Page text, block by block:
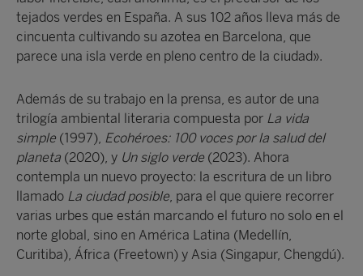
tejados verdes en España. A sus 102 años lleva más de
cincuenta cultivando su azotea en Barcelona, que
parece una isla verde en pleno centro de la ciudad».
Además de su trabajo en la prensa, es autor de una
trilogía ambiental literaria compuesta por La vida
simple (1997), Ecohéroes: 100 voces por la salud del
planeta (2020), y Un siglo verde (2023). Ahora
contempla un nuevo proyecto: la escritura de un libro
llamado La ciudad posible, para el que quiere recorrer
varias urbes que están marcando el futuro no solo en el
norte global, sino en América Latina (Medellín,
Curitiba), África (Freetown) y Asia (Singapur, Chengdú).